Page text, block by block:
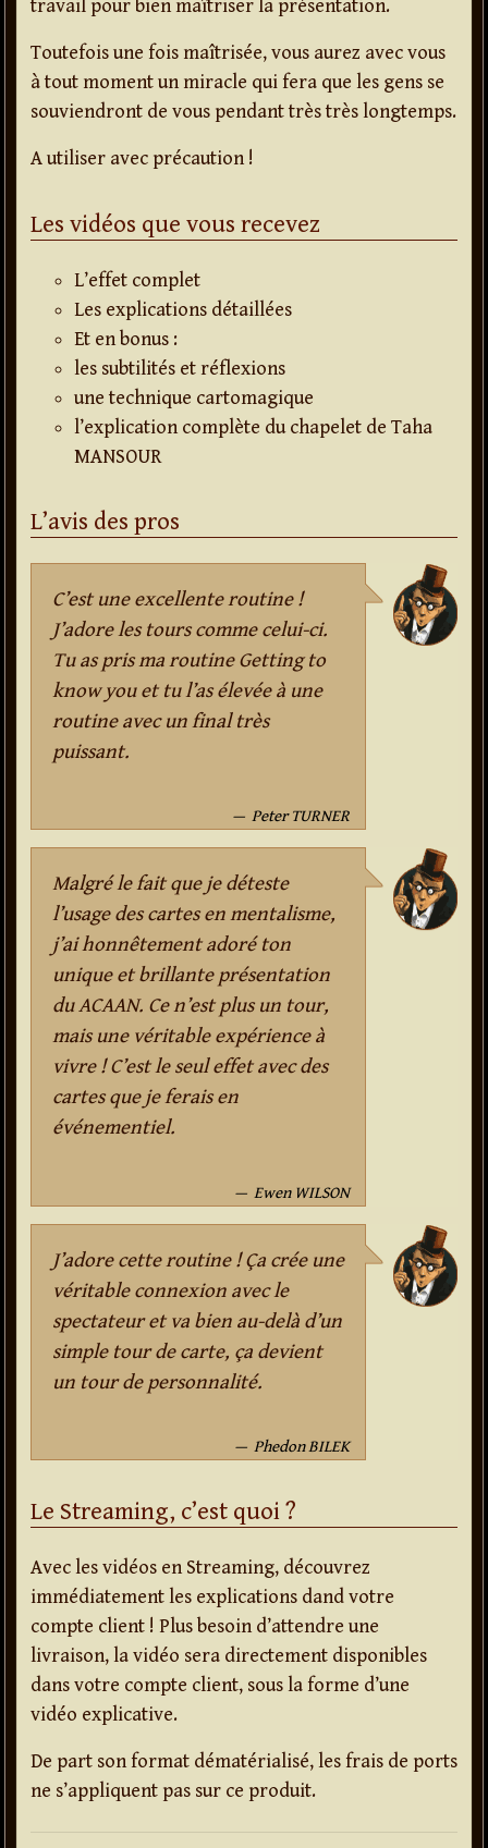
travail pour bien maîtriser la présentation.
Toutefois une fois maîtrisée, vous aurez avec vous
à tout moment un miracle qui fera que les gens se
souviendront de vous pendant très très longtemps.
A utiliser avec précaution !
Les vidéos que vous recevez
L’effet complet
Les explications détaillées
Et en bonus :
les subtilités et réflexions
une technique cartomagique
l’explication complète du chapelet de Taha
MANSOUR
L’avis des pros
C’est une excellente routine !
J’adore les tours comme celui-ci.
Tu as pris ma routine Getting to
know you et tu l’as élevée à une
routine avec un final très
puissant.
Peter TURNER
Malgré le fait que je déteste
l’usage des cartes en mentalisme,
j’ai honnêtement adoré ton
unique et brillante présentation
du ACAAN. Ce n’est plus un tour,
mais une véritable expérience à
vivre ! C’est le seul effet avec des
cartes que je ferais en
événementiel.
Ewen WILSON
J’adore cette routine ! Ça crée une
véritable connexion avec le
spectateur et va bien au-delà d’un
simple tour de carte, ça devient
un tour de personnalité.
Phedon BILEK
Le Streaming, c’est quoi ?
Avec les vidéos en Streaming, découvrez
immédiatement les explications dand votre
compte client ! Plus besoin d’attendre une
livraison, la vidéo sera directement disponibles
dans votre compte client, sous la forme d’une
vidéo explicative.
De part son format dématérialisé, les frais de ports
ne s’appliquent pas sur ce produit.